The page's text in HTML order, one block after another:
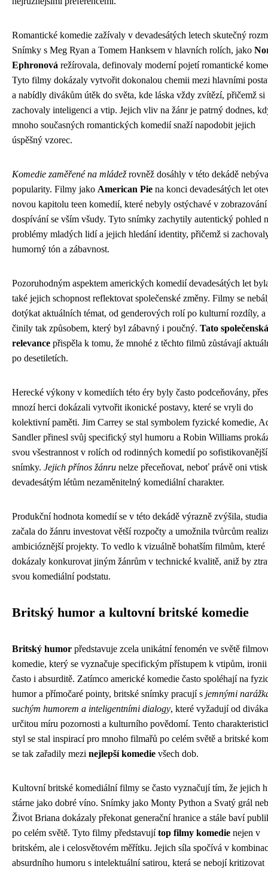
Romantické komedie zažívaly v devadesátých letech skutečný
Snímky s Meg Ryan a Tomem Hanksem v hlavních rolích, jako
Ephronová režírovala, definovaly moderní pojetí romantické
Tyto filmy dokázaly vytvořit dokonalou chemii mezi hlavními
a nabídly divákům útěk do světa, kde láska vždy zvítězí, přičemž si
zachovaly inteligenci a vtip. Jejich vliv na žánr je patrný dodnes,
mnoho současných romantických komedií snaží napodobit jejich
úspěšný vzorec.
Komedie zaměřené na mládežrovněž dosáhly v této dekádě
popularity. Filmy jako American Pie na konci devadesátých let
novou kapitolu teen komedií, které nebyly ostýchavé v zobrazování
dospívání se vším všudy. Tyto snímky zachytily autentický pohled
problémy mladých lidí a jejich hledání identity, přičemž si
humorný tón a zábavnost.
Pozoruhodným aspektem amerických komedií devadesátých let
také jejich schopnost reflektovat společenské změny. Filmy se
dotýkat aktuálních témat, od genderových rolí po kulturní rozdíly, a
činily tak způsobem, který byl zábavný i poučný. Tato společenská
relevance přispěla k tomu, že mnohé z těchto filmů zůstávají
po desetiletích.
Herecké výkony v komediích této éry byly často podceňovány,
mnozí herci dokázali vytvořit ikonické postavy, které se vryli do
kolektivní paměti. Jim Carrey se stal symbolem fyzické komedie,
Sandler přinesl svůj specifický styl humoru a Robin Williams
svou všestrannost v rolích od rodinných komedií po sofistikovanější
snímky. Jejich přínos žánru nelze přeceňovat, neboť právě oni
devadesátým létům nezaměnitelný komediální charakter.
Produkční hodnota komedií se v této dekádě výrazně zvýšila, studia
začala do žánru investovat větší rozpočty a umožnila tvůrcům
ambicióznější projekty. To vedlo k vizuálně bohatším filmům, které
dokázaly konkurovat jiným žánrům v technické kvalitě, aniž by
svou komediální podstatu.
Britský humor a kultovní britské komedie
Britský humor představuje zcela unikátní fenomén ve světě
komedie, který se vyznačuje specifickým přístupem k vtipům, ironii
často i absurditě. Zatímco americké komedie často spoléhají na
humor a přímočaré pointy, britské snímky pracují s jemnými
suchým humorem a inteligentními dialogy, které vyžadují od diváka
určitou míru pozornosti a kulturního povědomí. Tento
styl se stal inspirací pro mnoho filmařů po celém světě a britské
se tak zařadily mezi nejlepší komedie všech dob.
Kultovní britské komediální filmy se často vyznačují tím, že jejich
stárne jako dobré víno. Snímky jako Monty Python a Svatý grál
Život Briana dokázaly překonat generační hranice a stále baví
po celém světě. Tyto filmy představujítop filmy komedie nejen v
britském, ale i celosvětovém měřítku. Jejich síla spočívá v
absurdního humoru s intelektuální satirou, která se nebojí kritizovat